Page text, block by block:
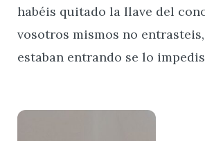
habéis quitado la llave del
vosotros mismos no
estaban entrando se lo